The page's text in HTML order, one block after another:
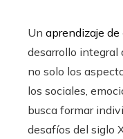
Un aprendizaje
desarrollo integral
no solo los
los sociales,
busca formar
desafíos del siglo